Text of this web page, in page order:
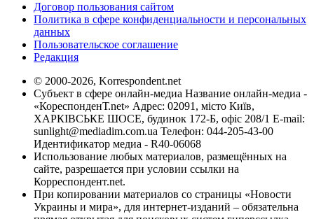
Договор пользования сайтом
Политика в сфере конфиденциальности и персональных
данных
Пользовательское соглашение
Редакция
© 2000-2026, Korrespondent.net
Субъект в сфере онлайн-медиа Название онлайн-медиа -
«КореспонденТ.net» Адрес: 02091, місто Київ,
ХАРКІВСЬКЕ ШОСЕ, будинок 172-Б, офіс 208/1 E-mail:
sunlight@mediadim.com.ua Телефон: 044-205-43-00
Идентификатор медиа - R40-06068
Использование любых материалов, размещённых на
сайте, разрешается при условии ссылки на
Корреспондент.net.
При копировании материалов со страницы «Новости
Украины и мира», для интернет-изданий – обязательна